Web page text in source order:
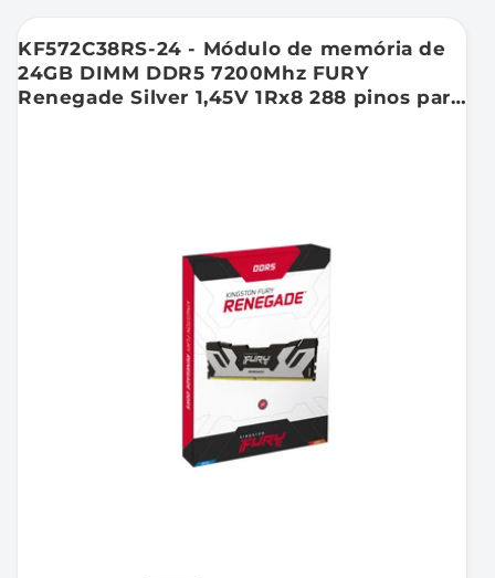
KF572C38RS-24 - Módulo de memória de
24GB DIMM DDR5 7200Mhz FURY
Renegade Silver 1,45V 1Rx8 288 pinos para